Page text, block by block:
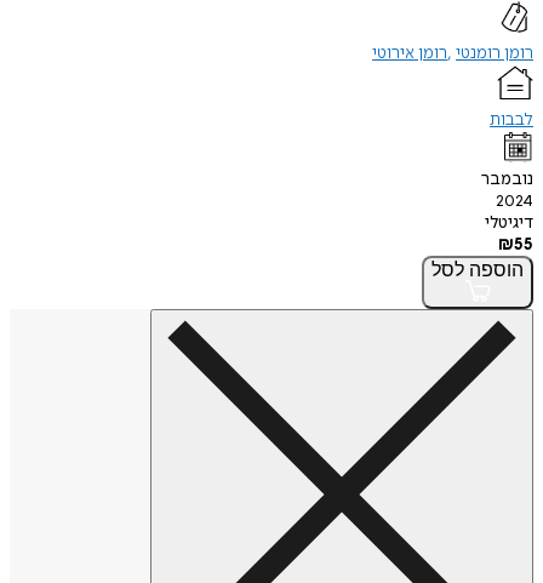
רומן רומנטי רומן אירוטי
לבבות
נובמבר
2024
דיגיטלי
₪55
הוספה לסל